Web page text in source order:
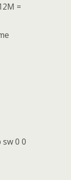
=
0 0